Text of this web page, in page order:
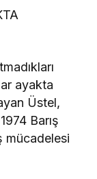
ayakta
Üstel,
Barış
mücadelesi